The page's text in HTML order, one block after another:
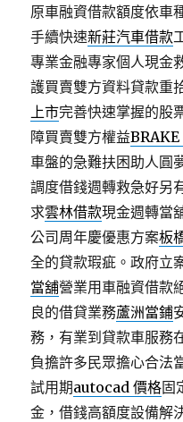
原車融資借款額度依車
手續快速新莊汽車借款
專業金融專家個人現金
護買賣雙方資料貸款重
上市完善快速掌握的股
障買賣雙方權益BRAKE
車盤的急難扶困助人圓
調度借錢週轉救急好另
求雲林借款現金週轉當
公司周年慶優惠方案板
全的貸款瑕疵。政府立
當舖營業用車融資借款
良的借貸業務蘆洲當鋪
務，有業到貸款車服務
負擔許多民眾擔心合法
試用期autocad 價格固
金，借錢高額度設備解